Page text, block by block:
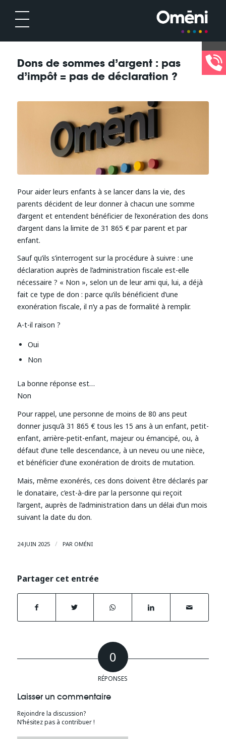
Dons de sommes d’argent : pas
d’impôt = pas de déclaration ?
Pour aider leurs enfants à se lancer dans la vie, des
parents décident de leur donner à chacun une somme
d’argent et entendent bénéficier de l’exonération des dons
d’argent dans la limite de 31 865 € par parent et par
enfant.
Sauf qu’ils s’interrogent sur la procédure à suivre : une
déclaration auprès de l’administration fiscale est-elle
nécessaire ? « Non », selon un de leur ami qui, lui, a déjà
fait ce type de don : parce qu’ils bénéficient d’une
exonération fiscale, il n’y a pas de formalité à remplir.
A-t-il raison ?
Oui
Non
La bonne réponse est…
Non
Pour rappel, une personne de moins de 80 ans peut
donner jusqu’à 31 865 € tous les 15 ans à un enfant, petit-
enfant, arrière-petit-enfant, majeur ou émancipé, ou, à
défaut d’une telle descendance, à un neveu ou une nièce,
et bénéficier d’une exonération de droits de mutation.
Mais, même exonérés, ces dons doivent être déclarés par
le donataire, c’est-à-dire par la personne qui reçoit
l’argent, auprès de l’administration dans un délai d’un mois
suivant la date du don.
24 JUIN 2025 / PAR OMÉNI
Partager cet entrée
0
RÉPONSES
Laisser un commentaire
Rejoindre la discussion?
N’hésitez pas à contribuer !